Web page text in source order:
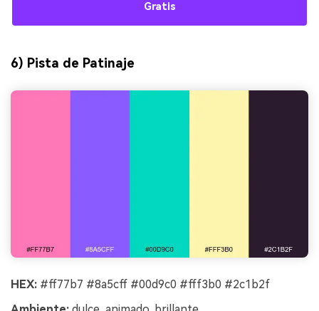
Gratis
6) Pista de Patinaje
HEX: #ff77b7 #8a5cff #00d9c0 #fff3b0 #2c1b2f